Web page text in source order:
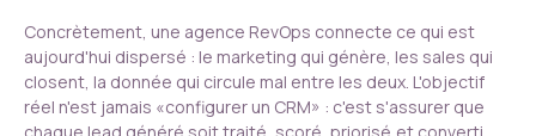
Concrètement, une agence RevOps connecte ce qui est
aujourd'hui dispersé : le marketing qui génère, les sales qui
closent, la donnée qui circule mal entre les deux. L'objectif
réel n'est jamais «configurer un CRM» : c'est s'assurer que